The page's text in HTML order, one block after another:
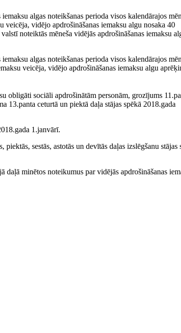
algas noteikšanas perioda visos kalendārajos
veicēja, vidējo apdrošināšanas iemaksu algu nosaka 40
noteiktās mēneša vidējās apdrošināšanas iemaksu
algas noteikšanas perioda visos kalendārajos
veicēja, vidējo apdrošināšanas iemaksu algu
obligāti sociāli apdrošinātām personām, grozījums
13.panta ceturtā un piektā daļa stājas spēkā 2018.gada
1.janvārī.
sestās, astotās un devītās daļas izslēgšanu stājas
minētos noteikumus par vidējās apdrošināšanas